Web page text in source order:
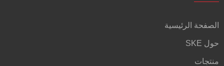
الصفحة الرئيسية
حول SKE
منتجات